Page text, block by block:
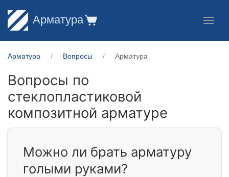
Арматура
Арматура Вопросы Арматура
Вопросы по
стеклопластиковой
композитной арматуре
Можно ли брать арматуру
голыми руками?